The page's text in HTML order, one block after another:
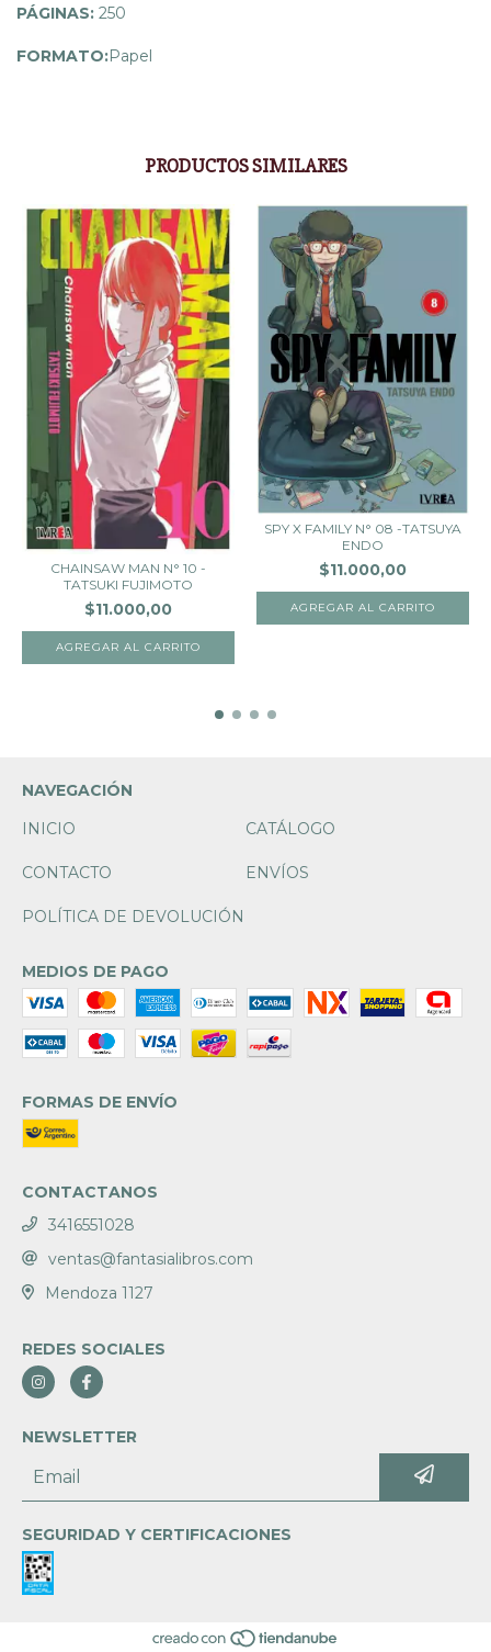
PÁGINAS: 250
FORMATO:Papel
PRODUCTOS SIMILARES
CHAINSAW MAN N° 10 -
TATSUKI FUJIMOTO
$11.000,00
SPY X FAMILY N° 08 -TATSUYA
ENDO
$11.000,00
NAVEGACIÓN
INICIO
CATÁLOGO
CONTACTO ENVÍOS
POLÍTICA DE DEVOLUCIÓN
MEDIOS DE PAGO
FORMAS DE ENVÍO
CONTACTANOS
3416551028
ventas@fantasialibros.com
Mendoza 1127
REDES SOCIALES
NEWSLETTER
SEGURIDAD Y CERTIFICACIONES